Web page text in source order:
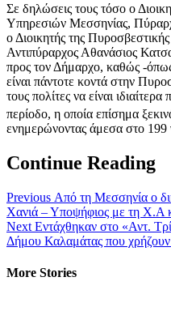
Σε δηλώσεις τους τόσο ο
Υπηρεσιών Μεσσηνίας,
ο Διοικητής της
Αντιπύραρχος Αθανάσιος
προς τον Δήμαρχο, καθώς -
είναι πάντοτε κοντά στην
τους πολίτες να είναι
περίοδο, η οποία επίσημα
ενημερώνοντας άμεσα στο 199
Continue Reading
Previous Από τη Μεσσηνία ο
Χανιά – Υποψήφιος με τη Χ.Α
Next Εντάχθηκαν στο «Αντ.
Δήμου Καλαμάτας που χρήζουν
More Stories